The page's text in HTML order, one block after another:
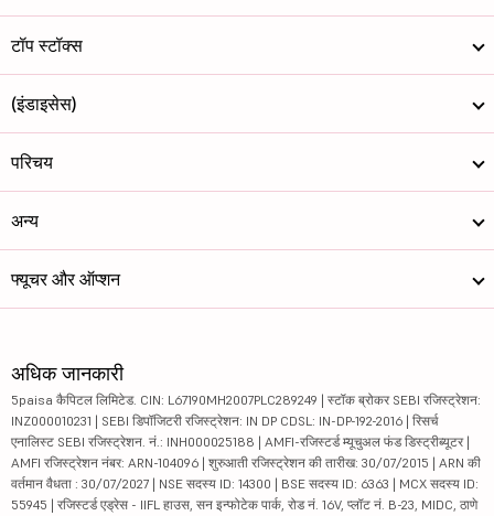
टॉप स्टॉक्स
(इंडाइसेस)
परिचय
अन्य
फ्यूचर और ऑप्शन
अधिक जानकारी
5paisa कैपिटल लिमिटेड. CIN: L67190MH2007PLC289249 | स्टॉक ब्रोकर SEBI रजिस्ट्रेशन:
INZ000010231 | SEBI डिपॉजिटरी रजिस्ट्रेशन: IN DP CDSL: IN-DP-192-2016 | रिसर्च
एनालिस्ट SEBI रजिस्ट्रेशन. नं.: INH000025188 | AMFI-रजिस्टर्ड म्यूचुअल फंड डिस्ट्रीब्यूटर |
AMFI रजिस्ट्रेशन नंबर: ARN-104096 | शुरुआती रजिस्ट्रेशन की तारीख: 30/07/2015 | ARN की
वर्तमान वैधता : 30/07/2027 | NSE सदस्य ID: 14300 | BSE सदस्य ID: 6363 | MCX सदस्य ID:
55945 | रजिस्टर्ड एड्रेस - IIFL हाउस, सन इन्फोटेक पार्क, रोड नं. 16V, प्लॉट नं. B-23, MIDC, ठाणे